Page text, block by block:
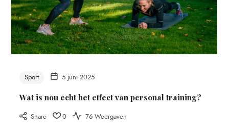
Sport 5 juni 2025
Wat is nou echt het effect van personal training?
Share 0 76 Weergaven